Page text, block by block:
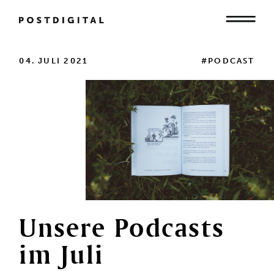
Mensch
Organisation
Gesellschaft
04. JULI 2021 #PODCAST
Unsere Podcasts
im Juli